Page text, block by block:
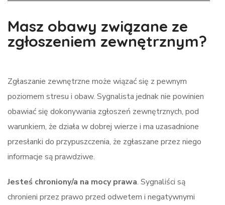
Masz obawy związane ze
zgłoszeniem zewnętrznym?
Zgłaszanie zewnętrzne może wiązać się z pewnym
poziomem stresu i obaw. Sygnalista jednak nie powinien
obawiać się dokonywania zgłoszeń zewnętrznych, pod
warunkiem, że działa w dobrej wierze i ma uzasadnione
przesłanki do przypuszczenia, że zgłaszane przez niego
informacje są prawdziwe.
Jesteś chroniony/a na mocy prawa. Sygnaliści są
chronieni przez prawo przed odwetem i negatywnymi